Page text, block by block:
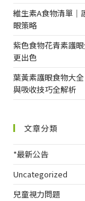
維生素A食物清單｜
眼策略
紫色食物花青素護
更出色
葉黃素護眼食物大
與吸收技巧全解析
文章分類
*最新公告
Uncategorized
兒童視力問題